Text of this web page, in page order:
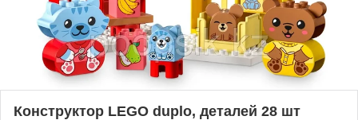
Конструктор LEGO duplo, деталей 28 шт